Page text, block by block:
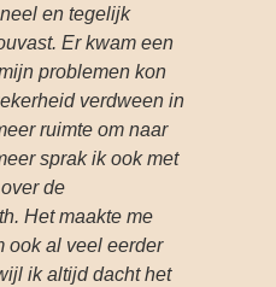
en tegelijk
Er kwam een
problemen kon
verdween in
ruimte om naar
sprak ik ook met
de
Het maakte me
ook al veel eerder
ik altijd dacht het